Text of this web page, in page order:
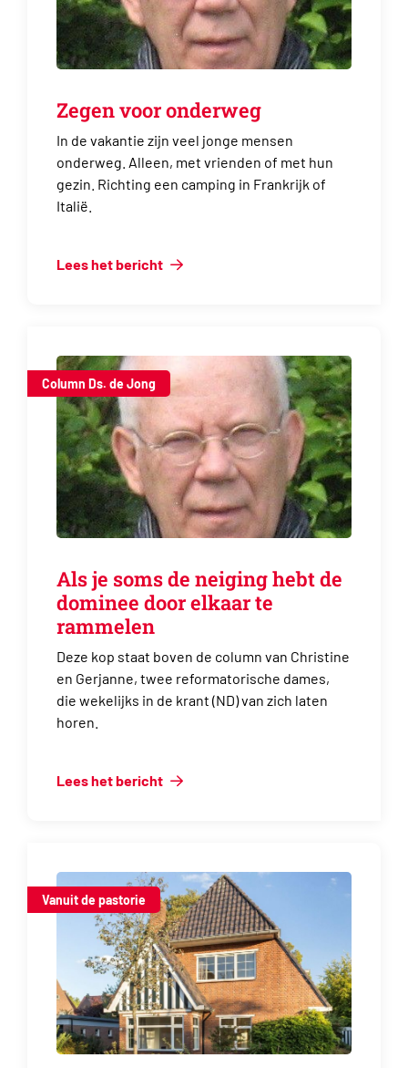
Zegen voor onderweg
In de vakantie zijn veel jonge mensen
onderweg. Alleen, met vrienden of met hun
gezin. Richting een camping in Frankrijk of
Italië.
Lees het bericht
Column Ds. de Jong
Als je soms de neiging hebt de
dominee door elkaar te
rammelen
Deze kop staat boven de column van Christine
en Gerjanne, twee reformatorische dames,
die wekelijks in de krant (ND) van zich laten
horen.
Lees het bericht
Vanuit de pastorie